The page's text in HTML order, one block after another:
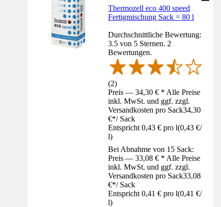
Thermozell eco 400 speed
Fertigmischung Sack = 80 l
Durchschnittliche Bewertung:
3.5 von 5 Sternen. 2
Bewertungen.
(2)
Preis — 34,30 € * Alle Preise
inkl. MwSt. und ggf. zzgl.
Versandkosten pro Sack34,30
€*/ Sack
Entspricht 0,43 € pro l(0,43 €/
l)
Bei Abnahme von 15 Sack:
Preis — 33,08 € * Alle Preise
inkl. MwSt. und ggf. zzgl.
Versandkosten pro Sack33,08
€*/ Sack
Entspricht 0,41 € pro l(0,41 €/
l)